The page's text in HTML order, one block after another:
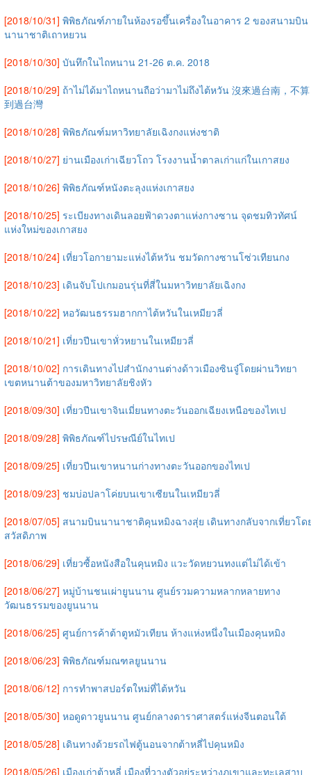
[2018/10/31] พิพิธภัณฑ์ภายในห้องรอขึ้นเครื่องในอาคาร 2 ของสนามบิน
นานาชาติเถาหยวน
[2018/10/30] บันทึกในไถหนาน 21-26 ต.ค. 2018
[2018/10/29] ถ้าไม่ได้มาไถหนานถือว่ามาไม่ถึงไต้หวัน 沒來過台南，不算
到過台灣
[2018/10/28] พิพิธภัณฑ์มหาวิทยาลัยเฉิงกงแห่งชาติ
[2018/10/27] ย่านเมืองเก่าเฉียวโถว โรงงานน้ำตาลเก่าแก่ในเกาสยง
[2018/10/26] พิพิธภัณฑ์หนังตะลุงแห่งเกาสยง
[2018/10/25] ระเบียงทางเดินลอยฟ้าดวงตาแห่งกางซาน จุดชมทิวทัศน์
แห่งใหม่ของเกาสยง
[2018/10/24] เที่ยวโอกายามะแห่งไต้หวัน ชมวัดกางซานโซ่วเทียนกง
[2018/10/23] เดินจับโปเกมอนรุ่นที่สี่ในมหาวิทยาลัยเฉิงกง
[2018/10/22] หอวัฒนธรรมฮากกาไต้หวันในเหมียวลี่
[2018/10/21] เที่ยวปีนเขาหั่วหยานในเหมียวลี่
[2018/10/02] การเดินทางไปสำนักงานต่างด้าวเมืองซินจู๋โดยผ่านวิทยา
เขตหนานต้าของมหาวิทยาลัยชิงหัว
[2018/09/30] เที่ยวปีนเขาจินเมี่ยนทางตะวันออกเฉียงเหนือของไทเป
[2018/09/28] พิพิธภัณฑ์ไปรษณีย์ในไทเป
[2018/09/25] เที่ยวปีนเขาหนานก่างทางตะวันออกของไทเป
[2018/09/23] ชมบ่อปลาโค่ยบนเขาเซียนในเหมียวลี่
[2018/07/05] สนามบินนานาชาติคุนหมิงฉางสุ่ย เดินทางกลับจากเที่ยวโด
สวัสดิภาพ
[2018/06/29] เที่ยวซื้อหนังสือในคุนหมิง แวะวัดหยวนทงแต่ไม่ได้เข้า
[2018/06/27] หมู่บ้านชนเผ่ายูนนาน ศูนย์รวมความหลากหลายทาง
วัฒนธรรมของยูนนาน
[2018/06/25] ศูนย์การค้าต้าตูหมัวเทียน ห้างแห่งหนึ่งในเมืองคุนหมิง
[2018/06/23] พิพิธภัณฑ์มณฑลยูนนาน
[2018/06/12] การทำพาสปอร์ตใหม่ที่ไต้หวัน
[2018/05/30] หอดูดาวยูนนาน ศูนย์กลางดาราศาสตร์แห่งจีนตอนใต้
[2018/05/28] เดินทางด้วยรถไฟตู้นอนจากต้าหลี่ไปคุนหมิง
[2018/05/26] เมืองเก่าต้าหลี่ เมืองที่วางตัวอยู่ระหว่างภูเขาและทะเลสาบ